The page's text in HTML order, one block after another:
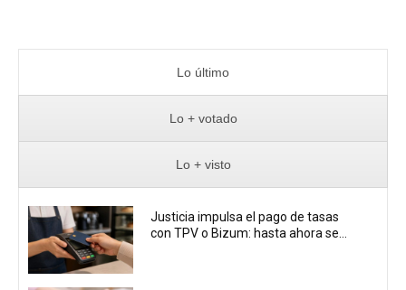
Lo último
Lo + votado
Lo + visto
Justicia impulsa el pago de tasas
con TPV o Bizum: hasta ahora se...